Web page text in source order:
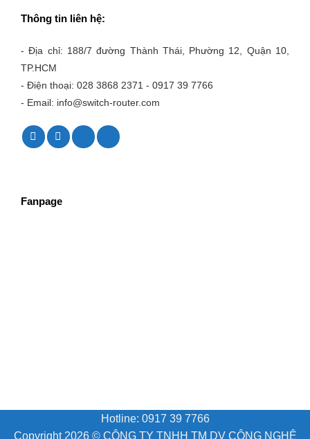
Thông tin liên hệ:
- Địa chỉ: 188/7 đường Thành Thái, Phường 12, Quận 10,
TP.HCM
- Điện thoại: 028 3868 2371 - 0917 39 7766
- Email: info@switch-router.com
Fanpage
Hotline: 0917 39 7766
Copyright 2026 © CÔNG TY TNHH TM DV CÔNG NGHỆ